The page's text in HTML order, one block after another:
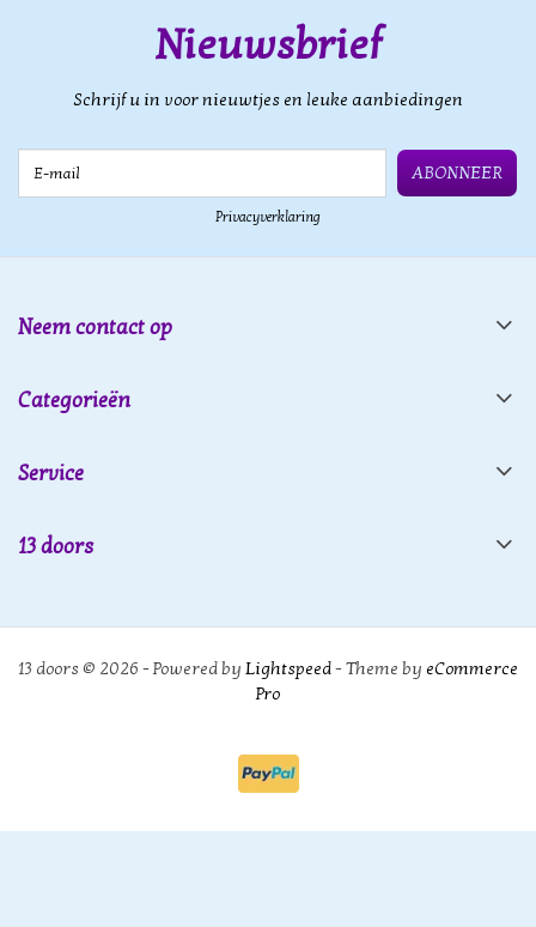
Nieuwsbrief
Schrijf u in voor nieuwtjes en leuke aanbiedingen
ABONNEER
Privacyverklaring
Neem contact op
Categorieën
Service
13 doors
13 doors © 2026 - Powered by Lightspeed- Theme by eCommerce
Pro